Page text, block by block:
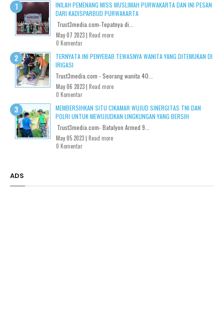
INILAH PEMENANG MISS MUSLIMAH PURWAKARTA DAN INI PESAN
DARI KADISPARBUD PURWAKARTA
Trust3media.com-Tepatnya di...
May 07 2023 | Read more
0 Komentar
TERNYATA INI PENYEBAB TEWASNYA WANITA YANG DITEMUKAN DI
IRIGASI
Trust3media.com - Seorang wanita 40...
May 06 2023 | Read more
0 Komentar
MEMBERSIHKAN SITU CIKAMAR WUJUD SINERGITAS TNI DAN
POLRI UNTUK MEWUJUDKAN LINGKUNGAN YANG BERSIH
Trust3media.com- Batalyon Armed 9...
May 05 2023 | Read more
0 Komentar
ADS